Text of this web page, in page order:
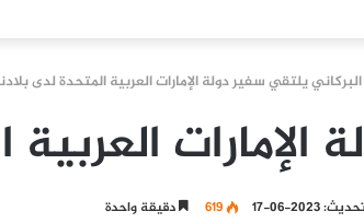
البركاني يلتقي سفير دولة الإمارات العربية المتحدة لدى
العربية
2023-06-17
619 دقيقة واحدة